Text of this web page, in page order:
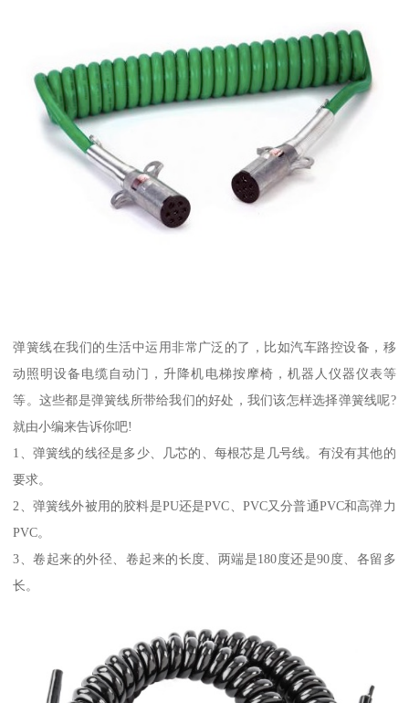
弹簧线在我们的生活中运用非常广泛的了，比如汽车路控设备，移
动照明设备电缆自动门，升降机电梯按摩椅，机器人仪器仪表等
等。这些都是弹簧线所带给我们的好处，我们该怎样选择弹簧线呢?
就由小编来告诉你吧!
1、弹簧线的线径是多少、几芯的、每根芯是几号线。有没有其他的
要求。
2、弹簧线外被用的胶料是PU还是PVC、PVC又分普通PVC和高弹力
PVC。
3、卷起来的外径、卷起来的长度、两端是180度还是90度、各留多
长。